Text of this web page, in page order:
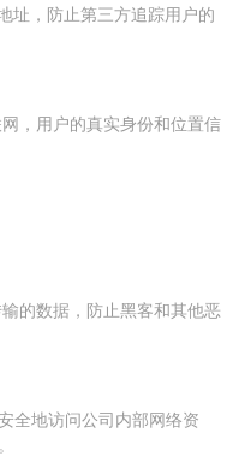
址，防止第三方追踪用户的
，用户的真实身份和位置信
的数据，防止黑客和其他恶
全地访问公司内部网络资